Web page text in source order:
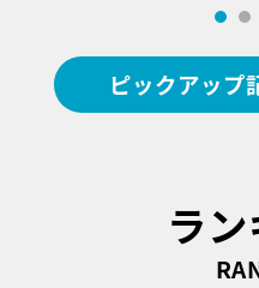
ピックアップ
ラ